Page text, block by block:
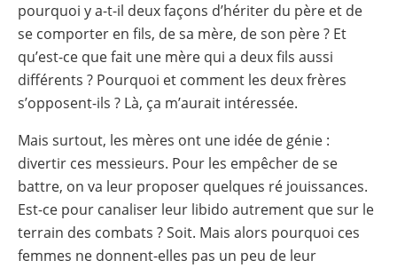
pourquoi y a-t-il deux façons d’hériter du père et de
se comporter en fils, de sa mère, de son père ? Et
qu’est-ce que fait une mère qui a deux fils aussi
différents ? Pourquoi et comment les deux frères
s’opposent-ils ? Là, ça m’aurait intéressée.
Mais surtout, les mères ont une idée de génie :
divertir ces messieurs. Pour les empêcher de se
battre, on va leur proposer quelques ré jouissances.
Est-ce pour canaliser leur libido autrement que sur le
terrain des combats ? Soit. Mais alors pourquoi ces
femmes ne donnent-elles pas un peu de leur